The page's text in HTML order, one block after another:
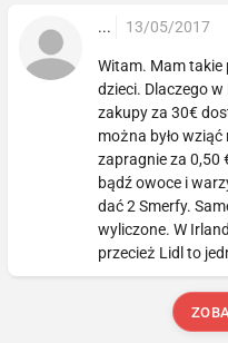
... 13/05/2017
Witam. Mam takie
dzieci. Dlaczego
zakupy za 30€
można było wziąć
zapragnie za 0,50
bądź owoce i
dać 2 Smerfy.
wyliczone. W
przecież Lidl to